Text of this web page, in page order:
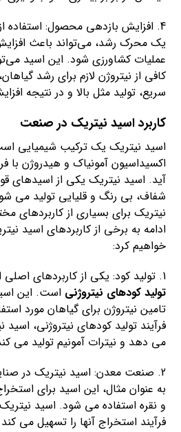
4. افزایش بازدهی محصول: استفاده
یک محرک رشد، می‌تواند باعث
عملیات کشاورزی شود. این اسید
کافی از نیتروژن لازم برای رشد
سریع، تولید مثل بالا و در نتیجه
کاربرد اسید نیتریک در صنعت
اسید نیتریک یک ترکیب شیمیایی
آید. اسید نیتریک یکی از اسیدهای
شفاف، بی رنگ و قلیایی تولید می
نیتریک برای بسیاری از کاربردهای
ادامه به برخی از کاربردهای اسید
خواهیم کرد:
1. تولید کود: یکی از کاربردهای اصلی اسید نیتریک در صنعت،
تولید کودهای نیتروژنی است. این
تامین نیتروژن برای گیاهان مورد
فرآیند تولید کودهای نیتروژنی،
می دهد و نیترات آمونیم تولید می
2. صنعت معدن: اسید نیتریک در
به عنوان مثال، این اسید برای
و نقره استفاده می شود. اسید
فرآیند استخراج آنها را تسهیل می